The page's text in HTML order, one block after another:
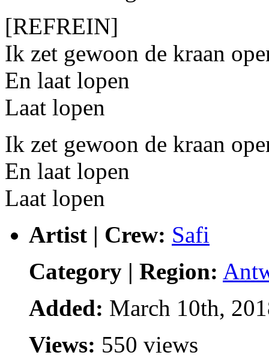
[REFREIN]
Ik zet gewoon de kraan
En laat lopen
Laat lopen
Ik zet gewoon de kraan
En laat lopen
Laat lopen
Artist | Crew: Safi
Category | Region:
Added: March 10th,
Views: 550 views